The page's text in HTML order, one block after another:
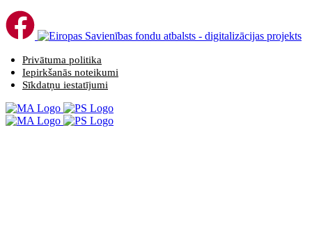
Privātuma politika
Iepirkšanās noteikumi
Sīkdatņu iestatījumi